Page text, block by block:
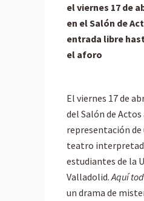
el viernes 17 de
en el Salón de
entrada libre
el aforo
El viernes 17 de
del Salón de
representación de
teatro
estudiantes de la
Valladolid. Aquí
un drama de